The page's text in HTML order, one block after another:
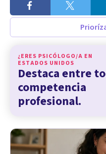
¿ERES PSICÓLOGO/A EN
ESTADOS UNIDOS
Destaca entre
competencia
profesional.